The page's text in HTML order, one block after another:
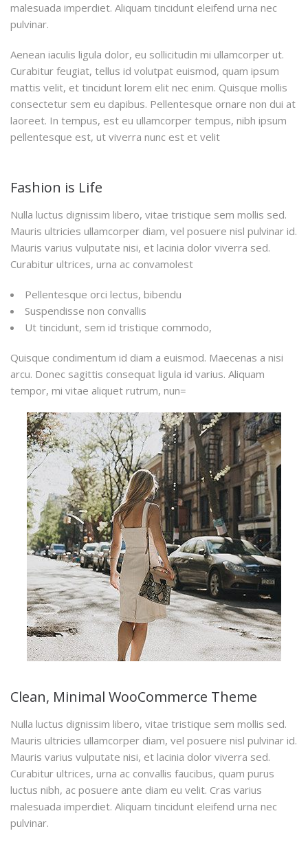
malesuada imperdiet. Aliquam tincidunt eleifend urna nec
pulvinar.
Aenean iaculis ligula dolor, eu sollicitudin mi ullamcorper ut.
Curabitur feugiat, tellus id volutpat euismod, quam ipsum
mattis velit, et tincidunt lorem elit nec enim. Quisque mollis
consectetur sem eu dapibus. Pellentesque ornare non dui at
laoreet. In tempus, est eu ullamcorper tempus, nibh ipsum
pellentesque est, ut viverra nunc est et velit
Fashion is Life
Nulla luctus dignissim libero, vitae tristique sem mollis sed.
Mauris ultricies ullamcorper diam, vel posuere nisl pulvinar id.
Mauris varius vulputate nisi, et lacinia dolor viverra sed.
Curabitur ultrices, urna ac convamolest
Pellentesque orci lectus, bibendu
Suspendisse non convallis
Ut tincidunt, sem id tristique commodo,
Quisque condimentum id diam a euismod. Maecenas a nisi
arcu. Donec sagittis consequat ligula id varius. Aliquam
tempor, mi vitae aliquet rutrum, nun=
Clean, Minimal WooCommerce Theme
Nulla luctus dignissim libero, vitae tristique sem mollis sed.
Mauris ultricies ullamcorper diam, vel posuere nisl pulvinar id.
Mauris varius vulputate nisi, et lacinia dolor viverra sed.
Curabitur ultrices, urna ac convallis faucibus, quam purus
luctus nibh, ac posuere ante diam eu velit. Cras varius
malesuada imperdiet. Aliquam tincidunt eleifend urna nec
pulvinar.